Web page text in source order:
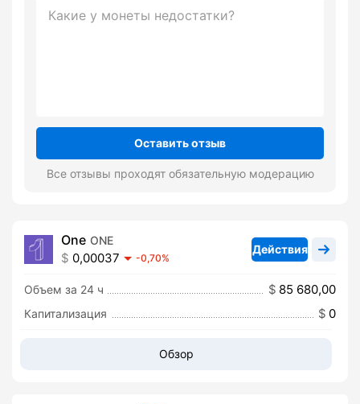
Оставить отзыв
Все отзывы проходят обязательную модерацию
One ONE
0,00037 -0,70%
Объем за 24 ч 85 680,00
Капитализация 0
Действия
Обзор